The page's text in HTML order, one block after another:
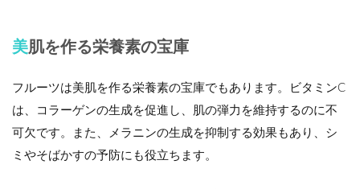
美肌を作る栄養素の宝庫
フルーツは美肌を作る栄養素の宝庫でもあります。ビタミンC
は、コラーゲンの生成を促進し、肌の弾力を維持するのに不
可欠です。また、メラニンの生成を抑制する効果もあり、シ
ミやそばかすの予防にも役立ちます。